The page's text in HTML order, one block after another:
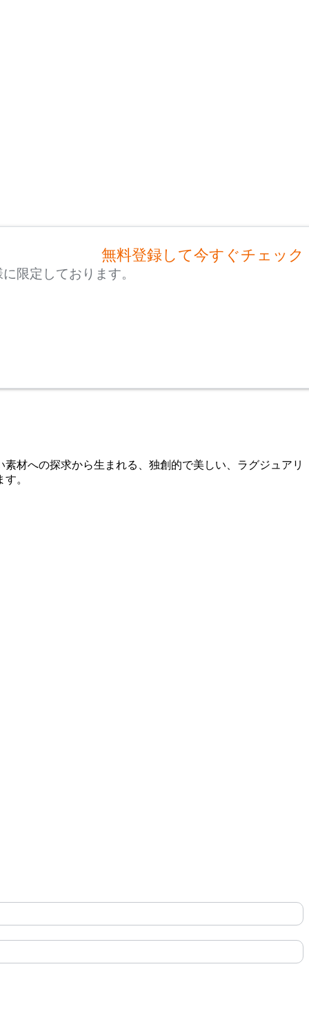
無料登録して今すぐチェック
限定しております。
材への探求から生まれる、独創的で美しい、ラグジュアリ
。